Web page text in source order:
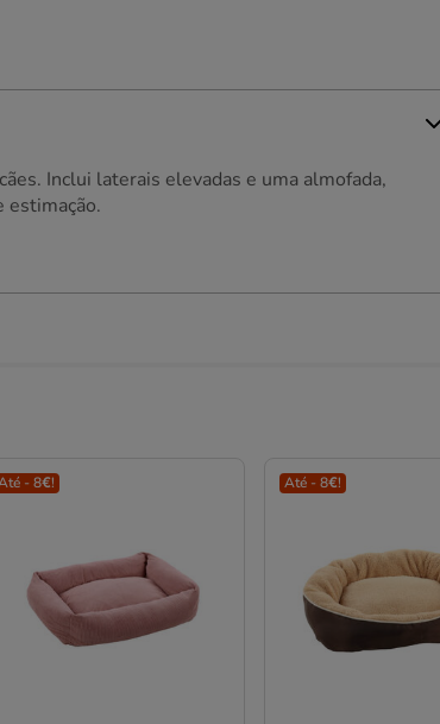
Inclui laterais elevadas e uma almofada,
estimação.
- 8€! Até - 8€!